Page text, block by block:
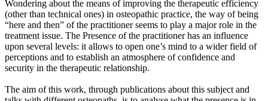
Wondering about the means of improving the therapeutic efficiency
(other than technical ones) in osteopathic practice, the way of being
“here and then” of the practitioner seems to play a major role in the
treatment issue. The Presence of the practitioner has an influence
upon several levels: it allows to open one’s mind to a wider field of
perceptions and to establish an atmosphere of confidence and
security in the therapeutic relationship.
The aim of this work, through publications about this subject and